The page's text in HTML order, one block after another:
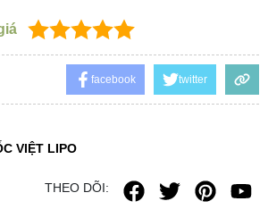
facebook twitter
VIỆT LIPO
THEO DÕI: